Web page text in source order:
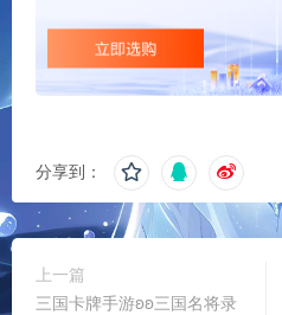
分享到：
上一篇
三国卡牌手游ʚʚ三国名将录